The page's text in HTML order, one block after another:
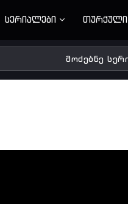
სერიალები თურქული